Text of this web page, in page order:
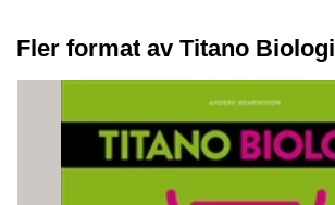
Fler format av Titano Biologi